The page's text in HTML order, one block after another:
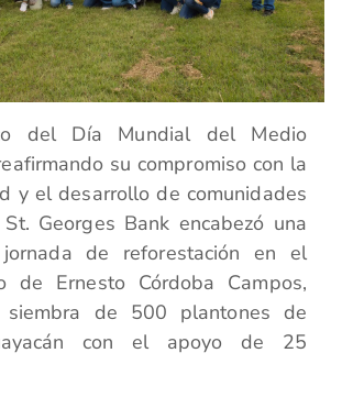
del Día Mundial del Medio
su compromiso con la
y el desarrollo de comunidades
Georges Bank encabezó una
jornada de reforestación en el
de Ernesto Córdoba Campos,
de 500 plantones de
con el apoyo de 25